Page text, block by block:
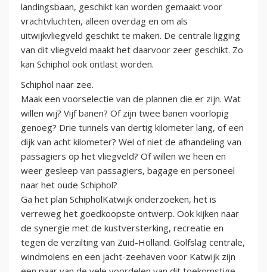
landingsbaan, geschikt kan worden gemaakt voor
vrachtvluchten, alleen overdag en om als
uitwijkvliegveld geschikt te maken. De centrale ligging
van dit vliegveld maakt het daarvoor zeer geschikt. Zo
kan Schiphol ook ontlast worden.
Schiphol naar zee.
Maak een voorselectie van de plannen die er zijn. Wat
willen wij? Vijf banen? Of zijn twee banen voorlopig
genoeg? Drie tunnels van dertig kilometer lang, of een
dijk van acht kilometer? Wel of niet de afhandeling van
passagiers op het vliegveld? Of willen we heen en
weer gesleep van passagiers, bagage en personeel
naar het oude Schiphol?
Ga het plan SchipholKatwijk onderzoeken, het is
verreweg het goedkoopste ontwerp. Ook kijken naar
de synergie met de kustversterking, recreatie en
tegen de verzilting van Zuid-Holland. Golfslag centrale,
windmolens en een jacht-zeehaven voor Katwijk zijn